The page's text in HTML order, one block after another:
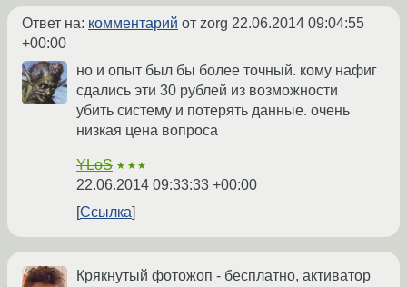
Ответ на: комментарий от zorg 22.06.2014 09:04:55
+00:00
но и опыт был бы более точный. кому нафиг
сдались эти 30 рублей из возможности
убить систему и потерять данные. очень
низкая цена вопроса
YLoS ★★★
22.06.2014 09:33:33 +00:00
Ссылка
Крякнутый фотожоп - бесплатно, активатор